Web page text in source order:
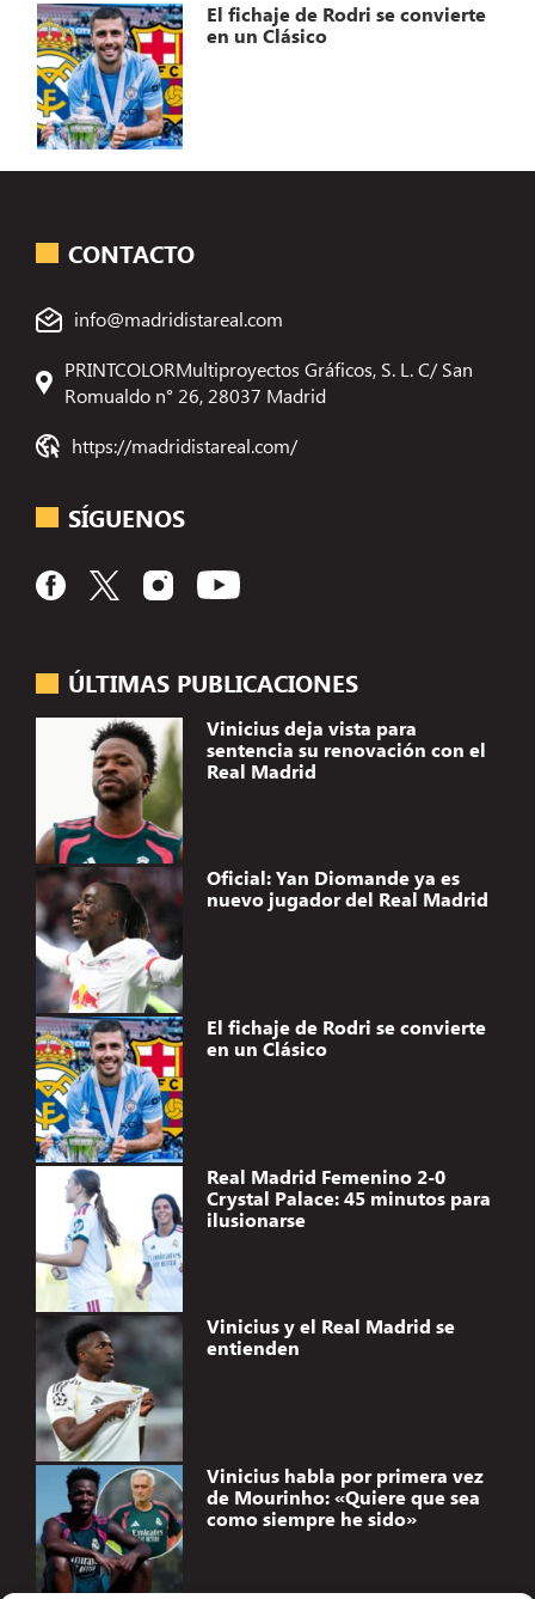
El fichaje de Rodri se convierte
en un Clásico
ÚLTIMAS PUBLICACIONES
Vinicius deja vista para
sentencia su renovación con el
Real Madrid
Oficial: Yan Diomande ya es
nuevo jugador del Real Madrid
El fichaje de Rodri se convierte
en un Clásico
Real Madrid Femenino 2-0
Crystal Palace: 45 minutos para
ilusionarse
Vinicius y el Real Madrid se
entienden
Vinicius habla por primera vez
de Mourinho: «Quiere que sea
como siempre he sido»
CONTACTO
info@madridistareal.com
PRINTCOLORMultiproyectos Gráficos, S. L. C/ San
Romualdo n° 26, 28037 Madrid
https://madridistareal.com/
SÍGUENOS